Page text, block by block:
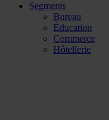
Segments
Bureau
Éducation
Commerce
Hôtellerie